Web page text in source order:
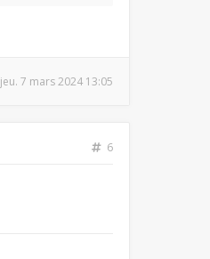
jeu. 7 mars 2024 13:05
6